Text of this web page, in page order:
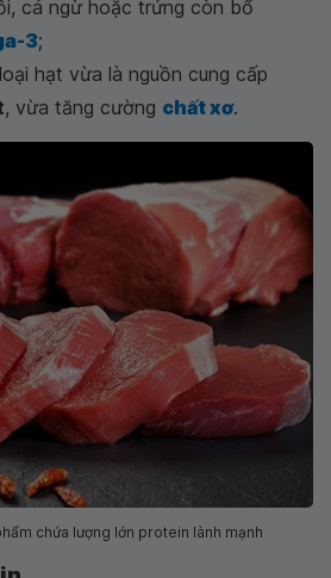
cá ngừ hoặc trứng còn bổ
3;
hạt vừa là nguồn cung cấp
, vừa tăng cường chất xơ.
chứa lượng lớn protein lành mạnh